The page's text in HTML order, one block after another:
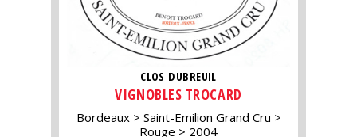
CLOS DUBREUIL
VIGNOBLES TROCARD
Bordeaux
Saint-Emilion Grand Cru
Rouge
2004